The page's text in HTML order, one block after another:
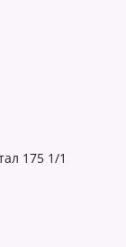
175 1/1